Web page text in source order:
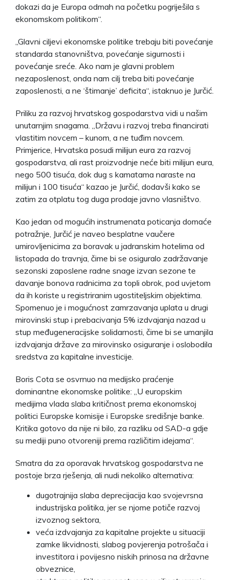
dokazi da je Europa odmah na početku pogriješila s
ekonomskom politikom“.
„Glavni ciljevi ekonomske politike trebaju biti povećanje
standarda stanovništva, povećanje sigurnosti i
povećanje sreće. Ako nam je glavni problem
nezaposlenost, onda nam cilj treba biti povećanje
zaposlenosti, a ne ‘štimanje’ deficita“, istaknuo je Jurčić.
Priliku za razvoj hrvatskog gospodarstva vidi u našim
unutarnjim snagama. „Državu i razvoj treba financirati
vlastitim novcem – kunom, a ne tuđim novcem.
Primjerice, Hrvatska posudi milijun eura za razvoj
gospodarstva, ali rast proizvodnje neće biti milijun eura,
nego 500 tisuća, dok dug s kamatama naraste na
milijun i 100 tisuća“ kazao je Jurčić, dodavši kako se
zatim za otplatu tog duga prodaje javno vlasništvo.
Kao jedan od mogućih instrumenata poticanja domaće
potražnje, Jurčić je naveo besplatne vaučere
umirovljenicima za boravak u jadranskim hotelima od
listopada do travnja, čime bi se osiguralo zadržavanje
sezonski zaposlene radne snage izvan sezone te
davanje bonova radnicima za topli obrok, pod uvjetom
da ih koriste u registriranim ugostiteljskim objektima.
Spomenuo je i mogućnost zamrzavanja uplata u drugi
mirovinski stup i prebacivanja 5% izdvajanja nazad u
stup međugeneracijske solidarnosti, čime bi se umanjila
izdvajanja države za mirovinsko osiguranje i oslobodila
sredstva za kapitalne investicije.
Boris Cota se osvrnuo na medijsko praćenje
dominantne ekonomske politike: „U europskim
medijima vlada slaba kritičnost prema ekonomskoj
politici Europske komisije i Europske središnje banke.
Kritika gotovo da nije ni bilo, za razliku od SAD-a gdje
su mediji puno otvoreniji prema različitim idejama“.
Smatra da za oporavak hrvatskog gospodarstva ne
postoje brza rješenja, ali nudi nekoliko alternativa:
dugotrajnija slaba deprecijacija kao svojevrsna
industrijska politika, jer se njome potiče razvoj
izvoznog sektora,
veća izdvajanja za kapitalne projekte u situaciji
zamke likvidnosti, slabog povjerenja potrošača i
investitora i povijesno niskih prinosa na državne
obveznice,